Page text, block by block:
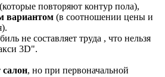
повторяют контур пола),
вариантом (в соотношении цены и
не составляет труда , что нельзя
3D".
, но при первоначальной